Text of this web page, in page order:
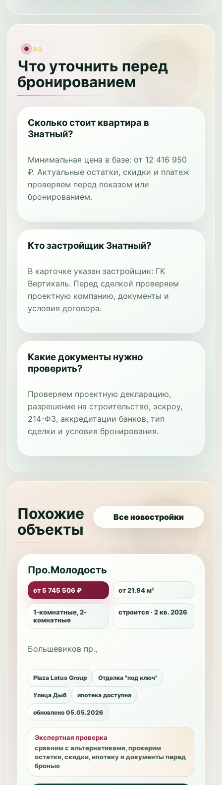
FAQ
Что уточнить перед
бронированием
Сколько стоит квартира в
Знатный?
Минимальная цена в базе: от 12 416 950
₽. Актуальные остатки, скидки и платеж
проверяем перед показом или
бронированием.
Кто застройщик Знатный?
В карточке указан застройщик: ГК
Вертикаль. Перед сделкой проверяем
проектную компанию, документы и
условия договора.
Какие документы нужно
проверить?
Проверяем проектную декларацию,
разрешение на строительство, эскроу,
214-ФЗ, аккредитации банков, тип
сделки и условия бронирования.
Похожие
объекты
Все новостройки
Про.Молодость
от 5 745 506 ₽ от 21.94 м²
1-комнатные, 2-
комнатные
строится · 2 кв. 2026
Большевиков пр.,
Plaza Lotus Group Отделка "под ключ"
Улица Дыб ипотека доступна
обновлено 05.05.2026
Экспертная проверка
сравним с альтернативами, проверим
остатки, скидки, ипотеку и документы перед
бронью